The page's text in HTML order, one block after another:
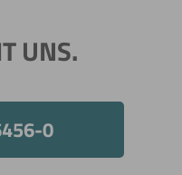
UNS.
0
Auswahl anfragen.